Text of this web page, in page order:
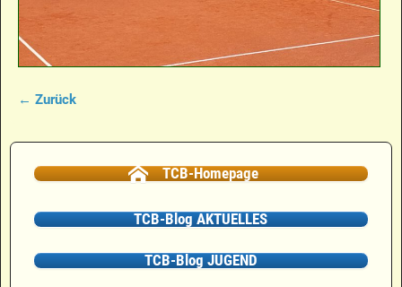
← Zurück
TCB-Homepage
TCB-Blog AKTUELLES
TCB-Blog JUGEND